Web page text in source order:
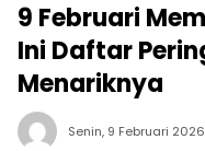
9 Februari
Ini Daftar
Menariknya
Senin, 9 Februari 2026